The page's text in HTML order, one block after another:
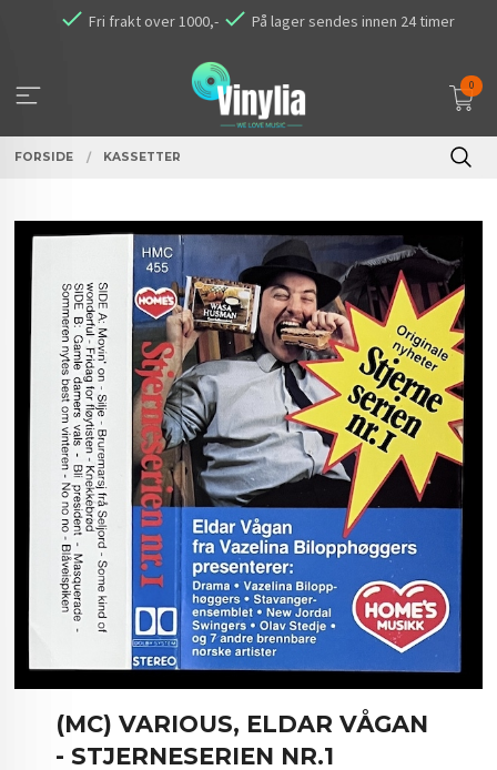
Fri frakt over 1000,- På lager sendes innen 24 timer
0
FORSIDE KASSETTER
(MC) VARIOUS, ELDAR VÅGAN
- STJERNESERIEN NR.1